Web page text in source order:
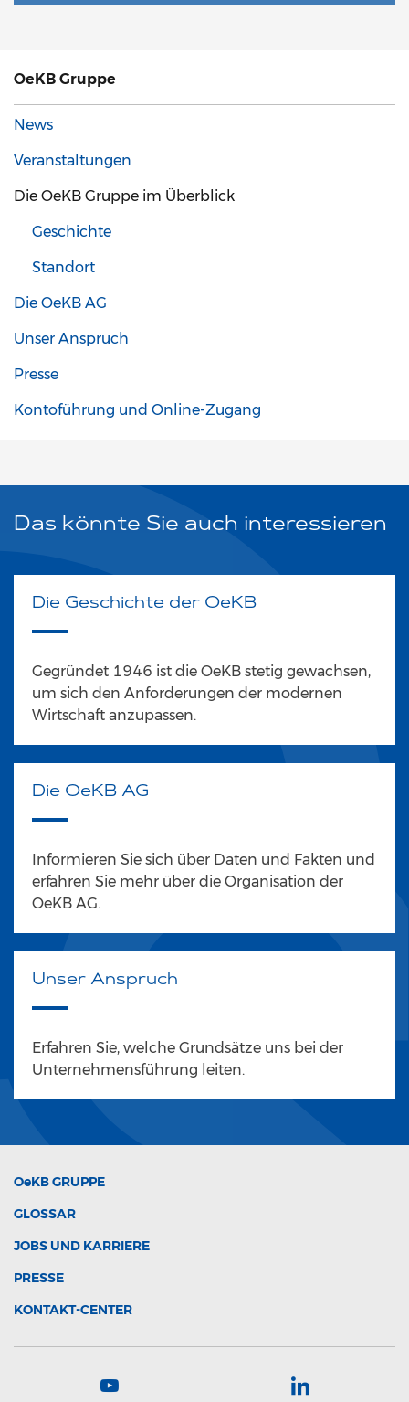
OeKB Gruppe
News
Veranstaltungen
Die OeKB Gruppe im Überblick
Geschichte
Standort
Die OeKB AG
Unser Anspruch
Presse
Kontoführung und Online-Zugang
Das könnte Sie auch interessieren
Die Geschichte der OeKB
Gegründet 1946 ist die OeKB stetig gewachsen,
um sich den Anforderungen der modernen
Wirtschaft anzupassen.
Die OeKB AG
Informieren Sie sich über Daten und Fakten und
erfahren Sie mehr über die Organisation der
OeKB AG.
Unser Anspruch
Erfahren Sie, welche Grundsätze uns bei der
Unternehmensführung leiten.
OeKBGRUPPE
GLOSSAR
JOBS UND KARRIERE
PRESSE
KONTAKT-CENTER